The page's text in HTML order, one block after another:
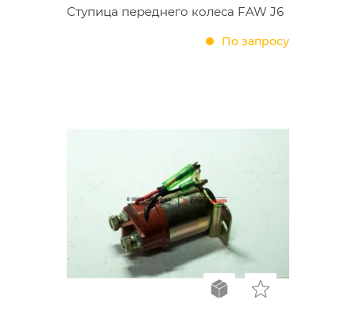
Ступица переднего колеса FAW J6
По запросу